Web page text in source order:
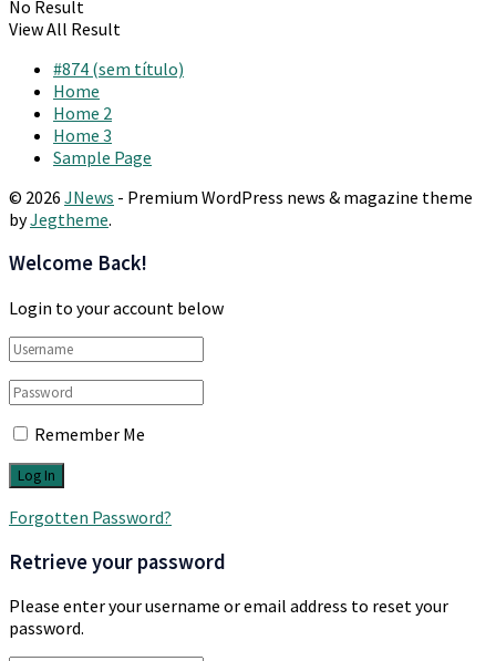
No Result
View All Result
#874 (sem título)
Home
Home 2
Home 3
Sample Page
© 2026 JNews - Premium WordPress news & magazine theme
byJegtheme.
Welcome Back!
Login to your account below
Remember Me
Forgotten Password?
Retrieve your password
Please enter your username or email address to reset your
password.